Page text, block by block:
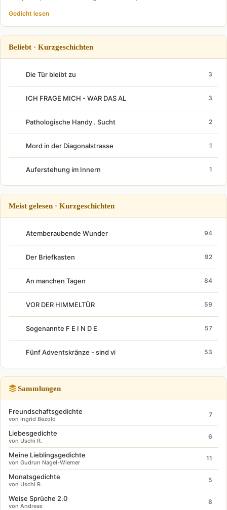
Gedicht lesen
Beliebt · Kurzgeschichten
Die Tür bleibt zu 3
ICH FRAGE MICH - WAR DAS AL 3
Pathologische Handy . Sucht 2
Mord in der Diagonalstrasse 1
Auferstehung im Innern 1
Meist gelesen · Kurzgeschichten
Atemberaubende Wunder 94
Der Briefkasten 92
An manchen Tagen 84
VOR DER HIMMELTÜR 59
Sogenannte F E I N D E 57
Fünf Adventskränze - sind vi 53
Sammlungen
Freundschaftsgedichte
von Ingrid Bezold
7
Liebesgedichte
von Uschi R.
6
Meine Lieblingsgedichte
von Gudrun Nagel-Wiemer
11
Monatsgedichte
von Uschi R.
5
Weise Sprüche 2.0
von Andreas
8